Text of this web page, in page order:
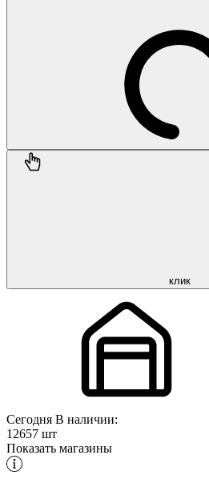
клик
Сегодня В наличии:
12657 шт
Показать магазины